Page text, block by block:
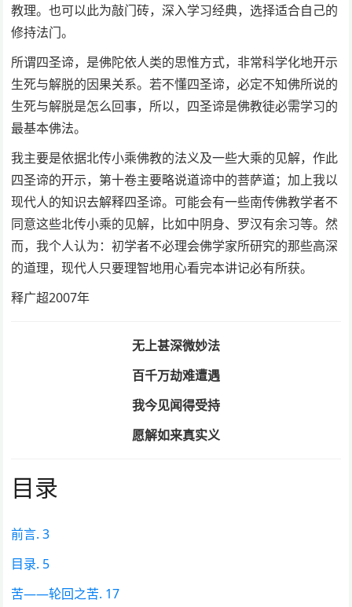
教理。也可以此为敲门砖，深入学习经典，选择适合自己的
修持法门。
所谓四圣谛，是佛陀依人类的思惟方式，非常科学化地开示
生死与解脱的因果关系。若不懂四圣谛，必定不知佛所说的
生死与解脱是怎么回事，所以，四圣谛是佛教徒必需学习的
最基本佛法。
我主要是依据北传小乘佛教的法义及一些大乘的见解，作此
四圣谛的开示，第十卷主要略说道谛中的菩萨道；加上我以
现代人的知识去解释四圣谛。可能会有一些南传佛教学者不
同意这些北传小乘的见解，比如中阴身、罗汉有余习等。然
而，我个人认为：初学者不必理会佛学家所研究的那些高深
的道理，现代人只要理智地用心看完本讲记必有所获。
释广超2007年
无上甚深微妙法
百千万劫难遭遇
我今见闻得受持
愿解如来真实义
目录
前言. 3
目录. 5
苦——轮回之苦. 17